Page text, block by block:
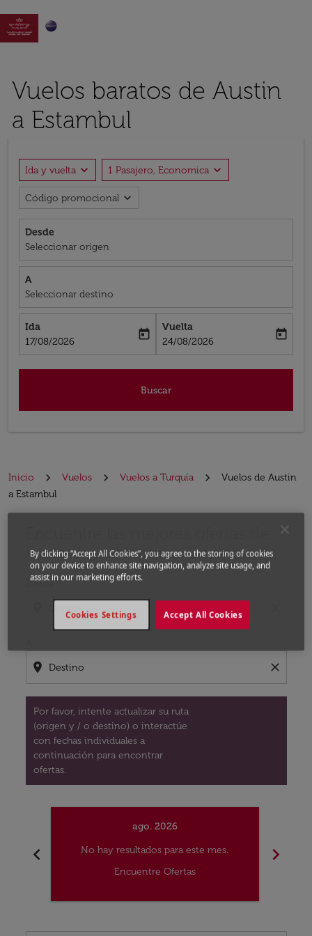

Vuelos baratos de Austin
a Estambul
Ida y vuelta expand_more 1 Pasajero, Economica expand_more
Código promocional expand_more
Desde
Seleccionar origen
A
Seleccionar destino
Ida
fc-booking-departure-date-aria-label
17/08/2026
today
Vuelta
fc-booking-return-date-aria-label
24/08/2026
today
Buscar
Inicio Vuelos Vuelos a Turquía
Vuelos de Austin
a Estambul
vuelo desde Austin a Estambul
Desde
location_on close
Por favor, intente actualizar su ruta
(origen y / o destino) o interactúe
con fechas individuales a
continuación para encontrar
ofertas.
chevron_left
ago. 2026
No hay resultados para este mes.
Encuentre Ofertas
chevron_right
By clicking “Accept All Cookies”, you agree to the storing of cookies
on your device to enhance site navigation, analyze site usage, and
assist in our marketing efforts.
Accept All Cookies
Cookies Settings